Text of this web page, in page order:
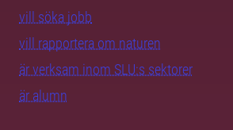
vill söka jobb
vill rapportera om naturen
är verksam inom SLU:s sektorer
är alumn